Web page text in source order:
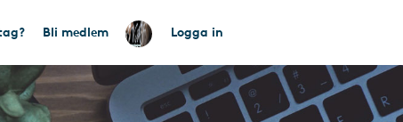
Bli medlem Logga in